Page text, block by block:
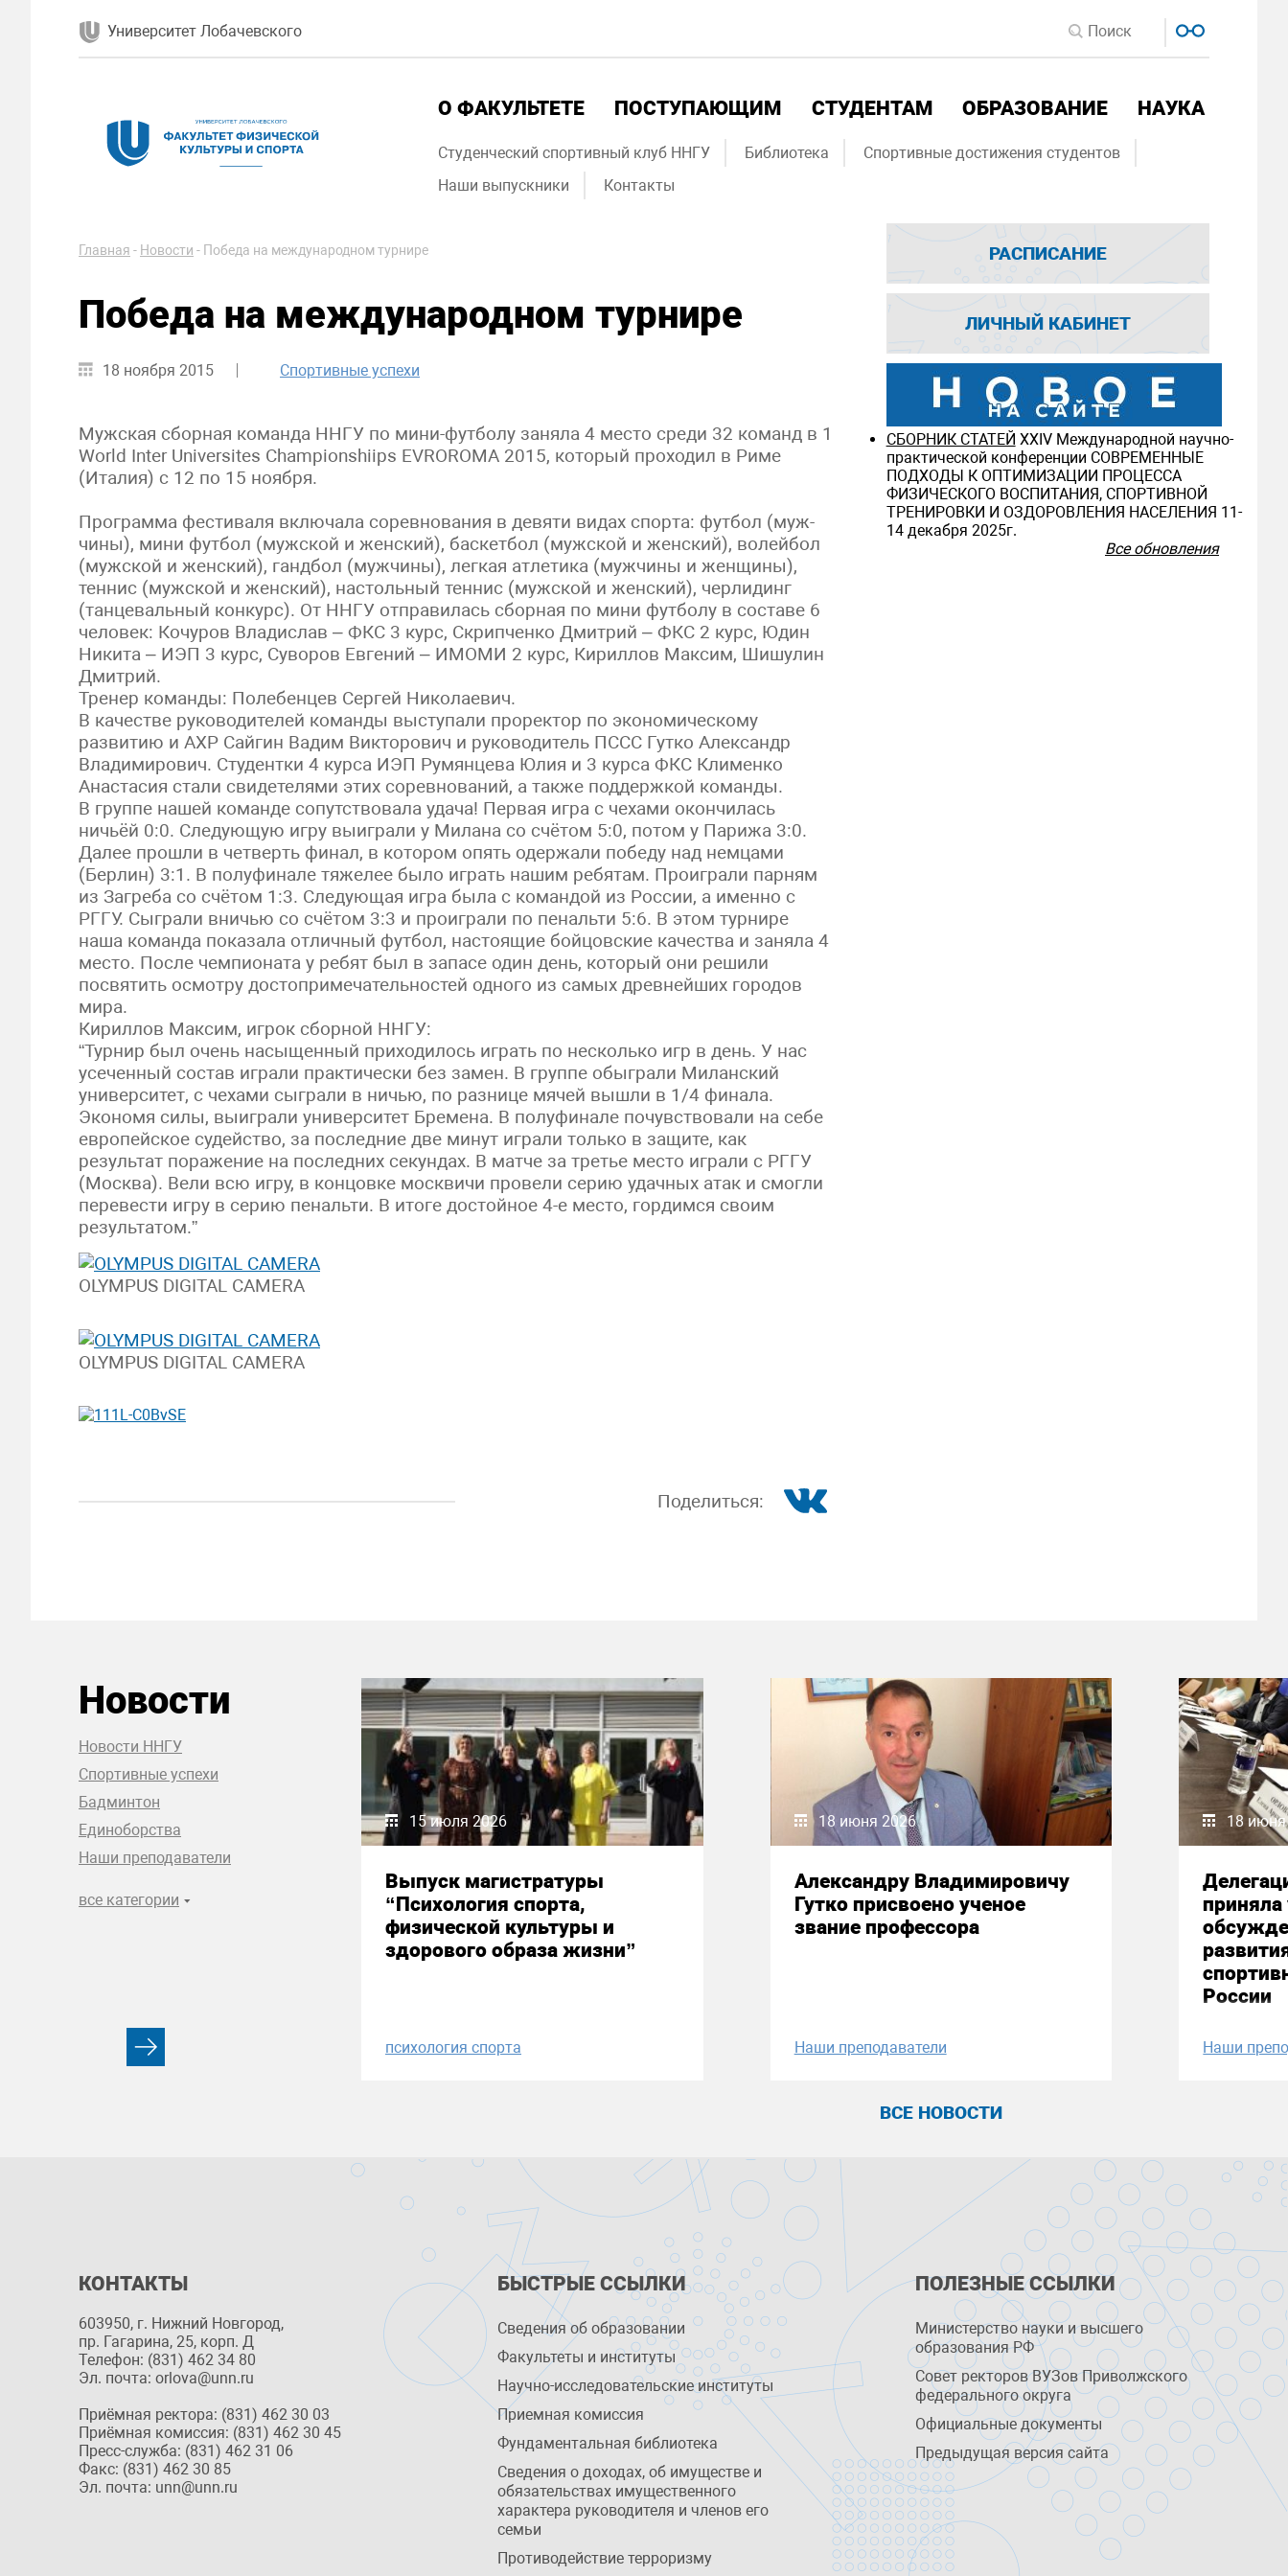
Университет Лобачевского
О ФАКУЛЬТЕТЕ ПОСТУПАЮЩИМ СТУДЕНТАМ ОБРАЗОВАНИЕ НАУКА
Студенческий спортивный клуб ННГУ Библиотека
Спортивные достижения студентов
Наши выпускники
Контакты
Главная - Новости - Победа на международном турнире
Победа на международном турнире
18 ноября 2015 Спортивные успехи
Мужская сборная команда ННГУ по мини-футболу заняла 4 место среди 32 команд в 1
World Inter Universites Championshiips EVROROMA 2015, который проходил в Риме
(Италия) с 12 по 15 ноября.
Программа фестиваля включала соревнования в девяти видах спорта: футбол (муж-
чины), мини футбол (мужской и женский), баскетбол (мужской и женский), волейбол
(мужской и женский), гандбол (мужчины), легкая атлетика (мужчины и женщины),
теннис (мужской и женский), настольный теннис (мужской и женский), черлидинг
(танцевальный конкурс). От ННГУ отправилась сборная по мини футболу в составе 6
человек: Кочуров Владислав – ФКС 3 курc, Скрипченко Дмитрий – ФКС 2 курс, Юдин
Никита – ИЭП 3 курс, Суворов Евгений – ИМОМИ 2 курс, Кириллов Максим, Шишулин
Дмитрий.
Тренер команды: Полебенцев Сергей Николаевич.
В качестве руководителей команды выступали проректор по экономическому
развитию и АХР Сайгин Вадим Викторович и руководитель ПССС Гутко Александр
Владимирович. Студентки 4 курса ИЭП Румянцева Юлия и 3 курса ФКС Клименко
Анастасия стали свидетелями этих соревнований, а также поддержкой команды.
В группе нашей команде сопутствовала удача! Первая игра с чехами окончилась
ничьёй 0:0. Следующую игру выиграли у Милана со счётом 5:0, потом у Парижа 3:0.
Далее прошли в четверть финал, в котором опять одержали победу над немцами
(Берлин) 3:1. В полуфинале тяжелее было играть нашим ребятам. Проиграли парням
из Загреба со счётом 1:3. Следующая игра была с командой из России, а именно с
РГГУ. Сыграли вничью со счётом 3:3 и проиграли по пенальти 5:6. В этом турнире
наша команда показала отличный футбол, настоящие бойцовские качества и заняла 4
место. После чемпионата у ребят был в запасе один день, который они решили
посвятить осмотру достопримечательностей одного из самых древнейших городов
мира.
Кириллов Максим, игрок сборной ННГУ:
“Турнир был очень насыщенный приходилось играть по несколько игр в день. У нас
усеченный состав играли практически без замен. В группе обыграли Миланский
университет, с чехами сыграли в ничью, по разнице мячей вышли в 1/4 финала.
Экономя силы, выиграли университет Бремена. В полуфинале почувствовали на себе
европейское судейство, за последние две минут играли только в защите, как
результат поражение на последних секундах. В матче за третье место играли с РГГУ
(Москва). Вели всю игру, в концовке москвичи провели серию удачных атак и смогли
перевести игру в серию пенальти. В итоге достойное 4-е место, гордимся своим
результатом.”
OLYMPUS DIGITAL CAMERA
OLYMPUS DIGITAL CAMERA
Поделиться:
РАСПИСАНИЕ
ЛИЧНЫЙ КАБИНЕТ
СБОРНИК СТАТЕЙ ХXIV Международной научно-
практической конференции СОВРЕМЕННЫЕ
ПОДХОДЫ К ОПТИМИЗАЦИИ ПРОЦЕССА
ФИЗИЧЕСКОГО ВОСПИТАНИЯ, СПОРТИВНОЙ
ТРЕНИРОВКИ И ОЗДОРОВЛЕНИЯ НАСЕЛЕНИЯ 11-
14 декабря 2025г.
Все обновления
Новости
Новости ННГУ
Спортивные успехи
Бадминтон
Единоборства
Наши преподаватели
все категории
15 июля 2026
Выпуск магистратуры
“Психология спорта,
физической культуры и
здорового образа жизни”
психология спорта
18 июня 2026
Александру Владимировичу
Гутко присвоено ученое
звание профессора
Наши преподаватели
18
приняла
России
Наши
ВСЕ НОВОСТИ
КОНТАКТЫ
603950, г. Нижний Новгород,
пр. Гагарина, 25, корп. Д
Телефон: (831) 462 34 80
Эл. почта: orlova@unn.ru
Приёмная ректора: (831) 462 30 03
Приёмная комиссия: (831) 462 30 45
Пресс-служба: (831) 462 31 06
Факс: (831) 462 30 85
Эл. почта: unn@unn.ru
БЫСТРЫЕ ССЫЛКИ
Сведения об образовании
Факультеты и институты
Научно-исследовательские институты
Приемная комиссия
Фундаментальная библиотека
Сведения о доходах, об имуществе и
обязательствах имущественного
характера руководителя и членов его
семьи
Противодействие терроризму
ПОЛЕЗНЫЕ ССЫЛКИ
Министерство науки и высшего
образования РФ
Совет ректоров ВУЗов Приволжского
федерального округа
Официальные документы
Предыдущая версия сайта